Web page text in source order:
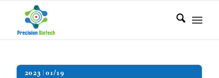
2023 01/19